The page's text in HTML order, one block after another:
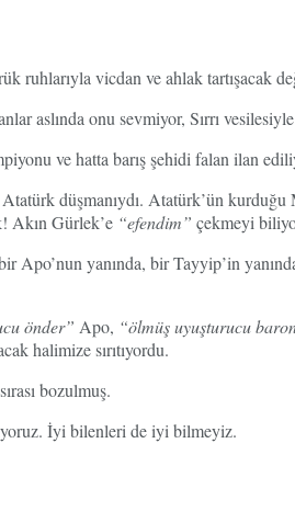
ruhlarıyla vicdan ve ahlak tartışacak
aslında onu sevmiyor, Sırrı
ve hatta barış şehidi falan ilan
düşmanıydı. Atatürk’ün
Akın Gürlek’e “efendim” çekmeyi
yanında, bir Tayyip’in
önder” Apo, “ölmüş uyuşturucu
halimize sırıtıyordu.
bozulmuş.
İyi bilenleri de iyi bilmeyiz.